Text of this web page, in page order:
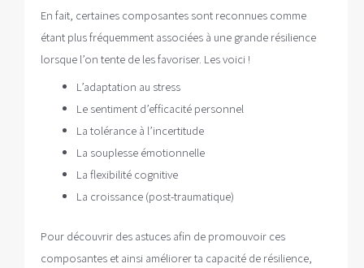
En fait, certaines composantes sont reconnues comme
étant plus fréquemment associées à une grande résilience
lorsque l’on tente de les favoriser. Les voici !
L’adaptation au stress
Le sentiment d’efficacité personnel
La tolérance à l’incertitude
La souplesse émotionnelle
La flexibilité cognitive
La croissance (post-traumatique)
Pour découvrir des astuces afin de promouvoir ces
composantes et ainsi améliorer ta capacité de résilience,